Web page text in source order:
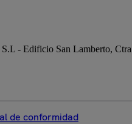
- Edificio San Lamberto,
de conformidad